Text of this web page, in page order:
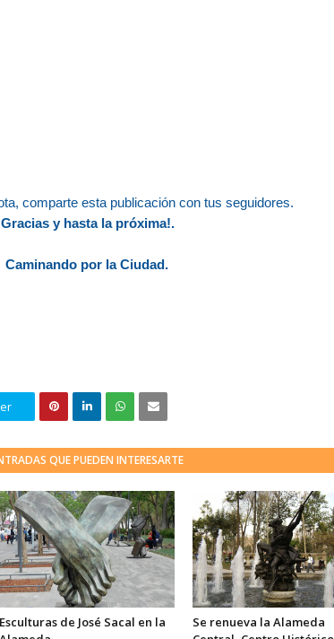
comparte esta publicación con tus seguidores.
y hasta la próxima!.
Caminando por la Ciudad.
QUE PUEDEN INTERESARTE
Esculturas de José Sacal en la
Se renueva la Alameda